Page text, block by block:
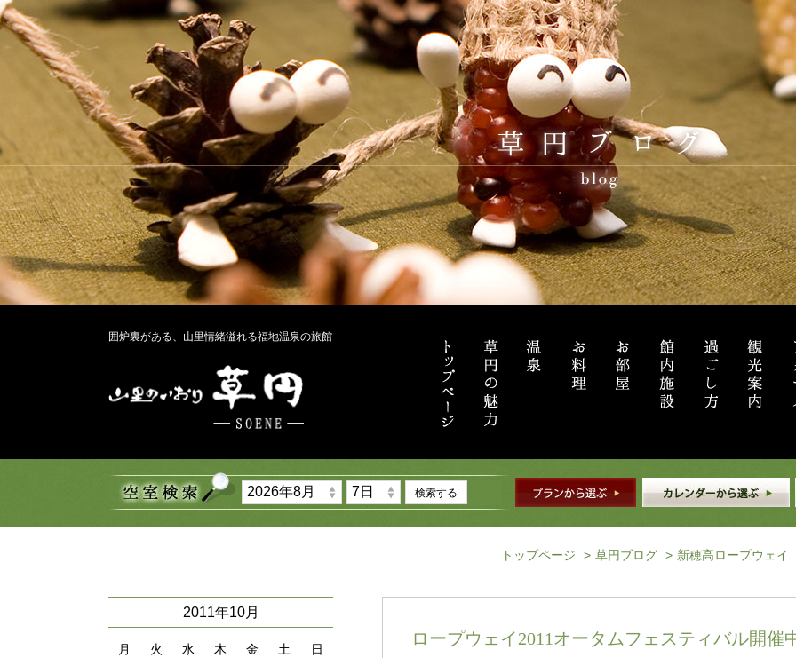
囲炉裏がある、山里情緒溢れる福地温泉の旅館
検索する
トップページ > 草円ブログ > 新穂高ロープウェイ
ロープウェイ2011オータムフェスティバル開催
2011年10月
月 火 水 木 金 土 日